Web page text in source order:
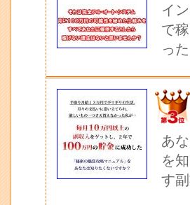
イ
で
っ
あ
を
す